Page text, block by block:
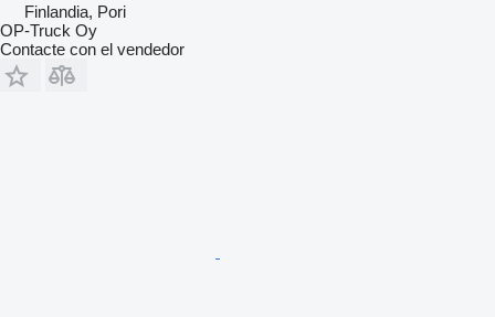
Finlandia, Pori
OP-Truck Oy
Contacte con el vendedor